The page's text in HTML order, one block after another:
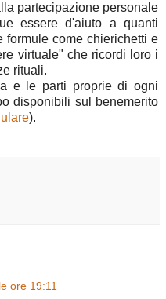
partecipazione personale
essere d'aiuto a quanti
formule come chierichetti e
virtuale" che ricordi loro i
rituali.
e le parti proprie di ogni
disponibili sul benemerito
).
ore 19:11